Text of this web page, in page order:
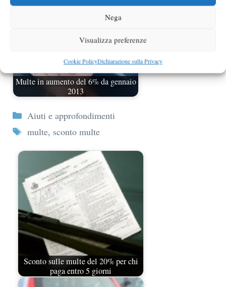
Nega
Visualizza preferenze
Cookie PolicyDichiarazione sulla Privacy
Multe in aumento del 6% da gennaio
2013
Categorie
Aiuti e approfondimenti
Tag
multe, sconto multe
Sconto sulle multe del 20% per chi
paga entro 5 giorni